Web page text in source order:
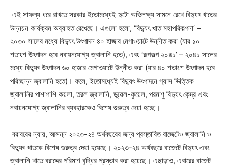
এই সাফল্য ধরে রাখতে সরকার ইতোমধ্যেই দুটো অভিলক্ষ্য সামনে রেখে বিদ্যুৎ খাতের
উন্নয়ন কার্যক্রম অব্যাহত রেখেছে। এগুলো হলো, ‘বিদ্যুৎ খাত মহাপরিকল্পনা’ –
২০৩০ সালের মধ্যে বিদ্যুৎ উৎপাদন ৪০ হাজার মেগাওয়াটে উন্নীত করা (যার ১০
শতাংশ উৎপাদন হবে নবায়নযোগ্য জ্বালানি হতে), এবং ‘রূপকল্প ২০৪১’ – ২০৪১ সালের
মধ্যে বিদ্যুৎ উৎপাদন ৬০ হাজার মেগাওয়াটে উন্নীত করা (যার ৪০ শতাংশ উৎপাদন হবে
পরিচ্ছন্ন জ্বালানি হতে)। ফলে,ইতোমধ্যেই বিদ্যুৎ উৎপাদনে গ্যাস ভিত্তিক
জ্বালানির পাশাপাশি কয়লা,তরল জ্বালানি, ডুয়েল-ফুয়েল, পরমাণু বিদ্যুৎ কেন্দ্র এবং
নবায়নযোগ্য জ্বালানির ব্যবহারকেও বিশেষ গুরুত্ব দেয়া হচ্ছে।
বরাবরের ন্যায়, আসন্ন ২০২৩-২৪ অর্থবছরের জন্য প্রস্তাবিত বাজেটেও জ্বালানি ও
বিদ্যুৎ খাতকে বিশেষ গুরুত্ব দেয়া হয়েছে। ২০২৩-২৪ অর্থবছরে বাজেটে বিদ্যুৎ এবং
জ্বালানি খাতে বরাদ্দের পরিমাণ বৃদ্ধির প্রস্তাব করা হয়েছে। এছাড়াও, এবারের বাজেট